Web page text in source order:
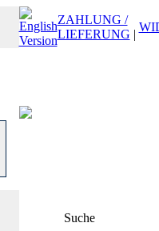
ZAHLUNG /
LIEFERUNG |
Suche